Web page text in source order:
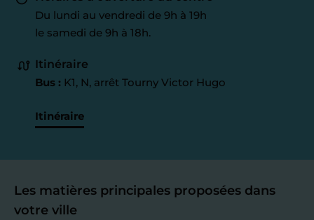
Du lundi au vendredi de 9h à 19h
le samedi de 9h à 18h.
Itinéraire
Bus : K1, N, arrêt Tourny Victor Hugo
Itinéraire
Les matières principales proposées dans
votre ville